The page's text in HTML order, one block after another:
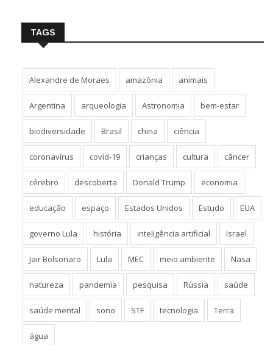
TAGS
Alexandre de Moraes amazônia animais
Argentina arqueologia Astronomia bem-estar
biodiversidade Brasil china ciência
coronavírus covid-19 crianças cultura câncer
cérebro descoberta Donald Trump economia
educação espaço Estados Unidos Estudo EUA
governo Lula história inteligência artificial Israel
Jair Bolsonaro Lula MEC meio ambiente Nasa
natureza pandemia pesquisa Rússia saúde
saúde mental sono STF tecnologia Terra
água